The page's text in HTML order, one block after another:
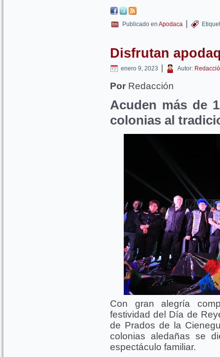
Publicado en Apodaca |
Disfrutan
enero 9, 2023 | Autor:
Por Redacción
Acuden más de
colonias al
Con gran alegría
festividad del Día de
de Prados de la
colonias aledañas se
espectáculo familiar.